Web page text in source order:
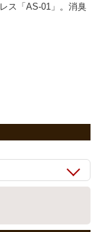
ス「AS-01」。消臭